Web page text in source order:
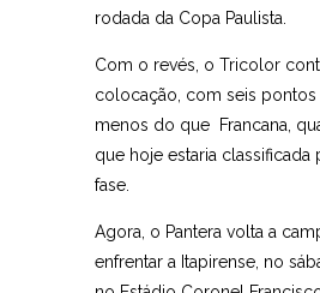
rodada da Copa Paulista.
Com o revés, o Tricolor
colocação, com seis pontos
menos do que Francana,
que hoje estaria classificada
fase.
Agora, o Pantera volta a
enfrentar a Itapirense, no